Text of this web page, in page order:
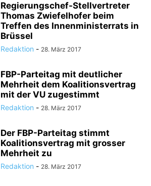
Regierungschef-Stellvertreter
Thomas Zwiefelhofer beim
Treffen des Innenministerrats in
Brüssel
Redaktion - 28. März 2017
FBP-Parteitag mit deutlicher
Mehrheit dem Koalitionsvertrag
mit der VU zugestimmt
Redaktion - 28. März 2017
Der FBP-Parteitag stimmt
Koalitionsvertrag mit grosser
Mehrheit zu
Redaktion - 28. März 2017